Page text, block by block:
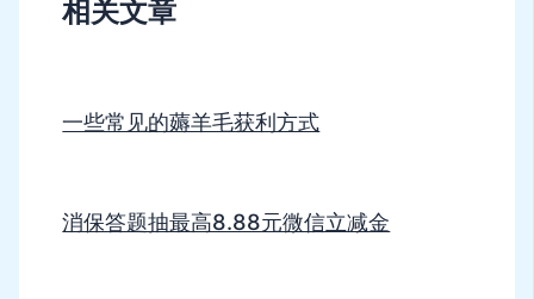
相关文章
一些常见的薅羊毛获利方式
消保答题抽最高8.88元微信立减金